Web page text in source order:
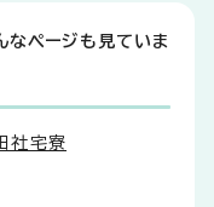
なページも見ていま
社宅寮